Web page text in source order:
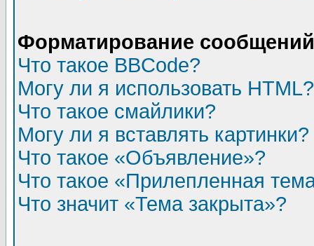
Форматирование
Что такое BBCode?
Могу ли я использовать HTML?
Что такое смайлики?
Могу ли я вставлять картинки?
Что такое «Объявление»?
Что такое «Прилепленная
Что значит «Тема закрыта»?